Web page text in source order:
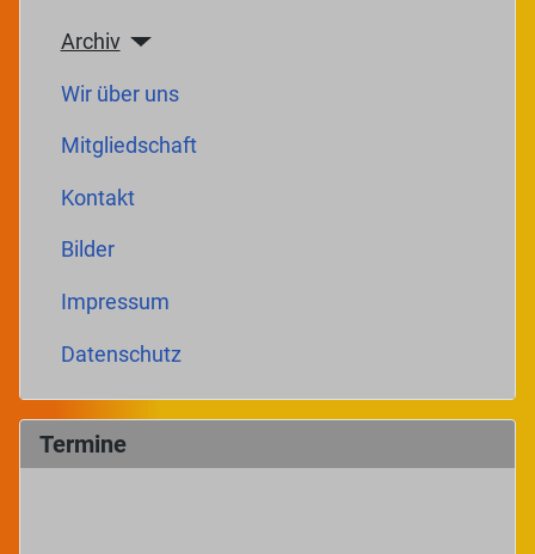
Archiv
Wir über uns
Mitgliedschaft
Kontakt
Bilder
Impressum
Datenschutz
Termine